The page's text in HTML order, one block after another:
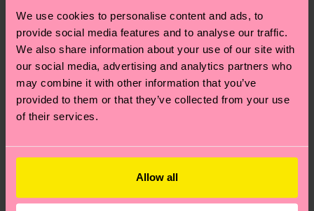
We use cookies to personalise content and ads, to
provide social media features and to analyse our traffic.
We also share information about your use of our site with
our social media, advertising and analytics partners who
may combine it with other information that you’ve
provided to them or that they’ve collected from your use
of their services.
Allow all
Du hast Fragen zu einer Retoure? In unserem
Hilfebereich im Artikel Retouren findest du die
am häufigsten gestellten Fragen.